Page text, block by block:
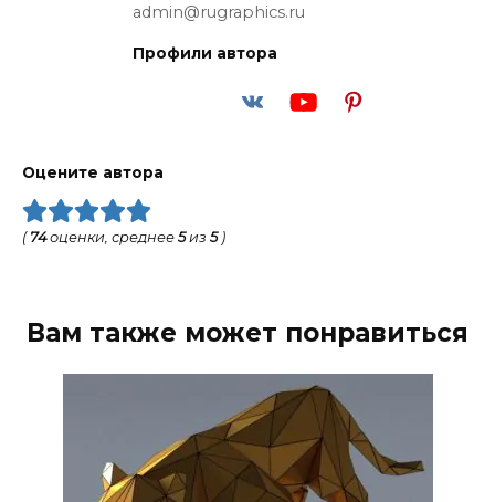
admin@rugraphics.ru
Профили автора
Оцените автора
( 74оценки, среднее 5из 5)
Вам также может понравиться